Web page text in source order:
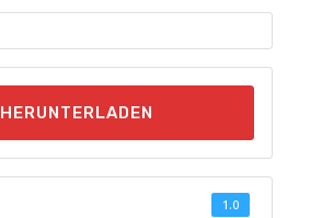
HERUNTERLADEN
1.0